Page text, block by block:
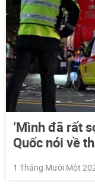
‘Mình đã rất
Quốc nói về
1 Tháng Mười Một